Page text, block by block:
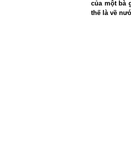
của một bà
thế là về